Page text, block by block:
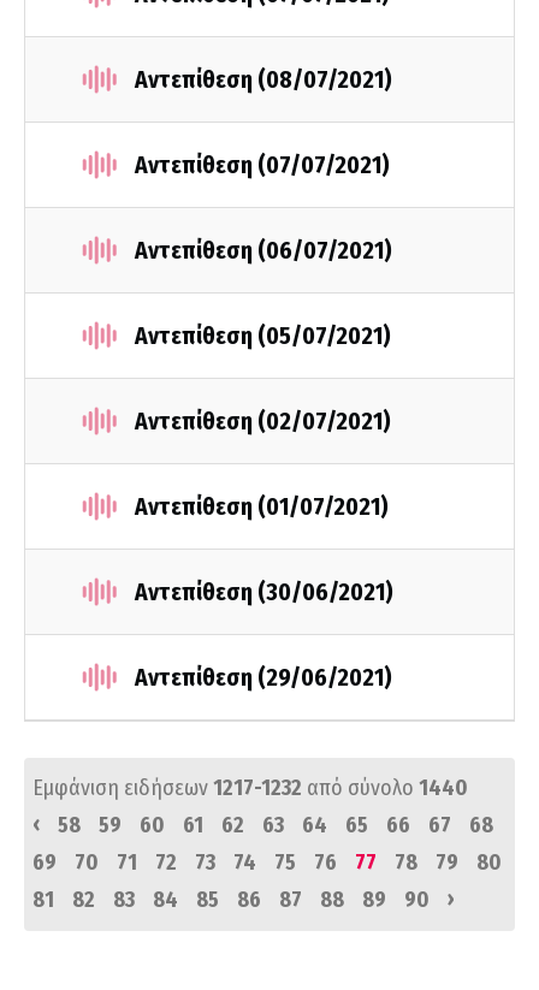
Αντεπίθεση (08/07/2021)
Αντεπίθεση (07/07/2021)
Αντεπίθεση (06/07/2021)
Αντεπίθεση (05/07/2021)
Αντεπίθεση (02/07/2021)
Αντεπίθεση (01/07/2021)
Αντεπίθεση (30/06/2021)
Αντεπίθεση (29/06/2021)
Εμφάνιση ειδήσεων1217-1232 από σύνολο 1440
‹
58 59 60 61 62 63 64 65 66 67
68
69
70 71 72 73 74 75 76 77 78 79
80
81
82 83 84 85 86 87 88 89 90 ›